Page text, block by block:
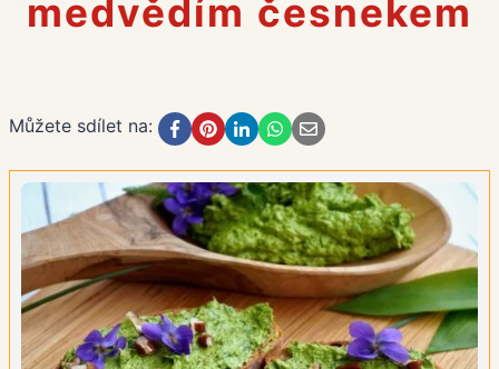
medvědím česnekem
Můžete sdílet na: